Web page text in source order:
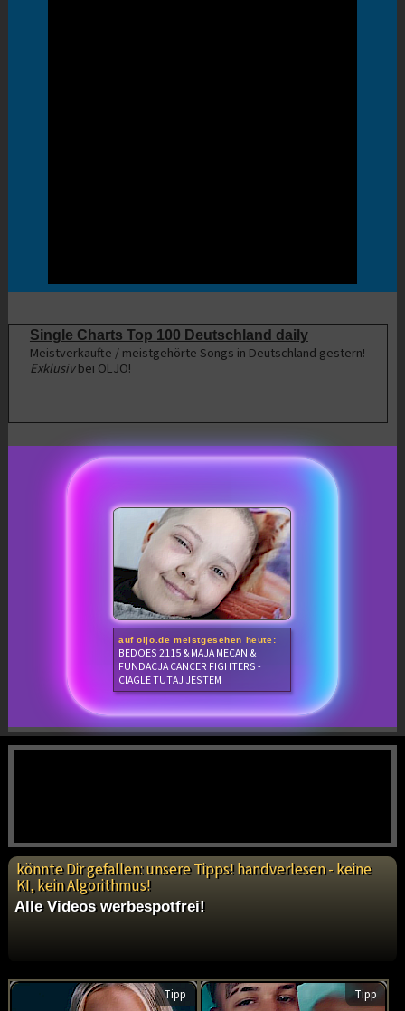
Single Charts Top 100 Deutschland daily
Meistverkaufte / meistgehörte Songs in Deutschland gestern!
Exklusivbei OLJO!
auf oljo.de meistgesehen heute:
BEDOES 2115 & MAJA MECAN &
FUNDACJA CANCER FIGHTERS -
CIAGLE TUTAJ JESTEM
könnte Dir gefallen: unsere Tipps! handverlesen - keine
KI, kein Algorithmus!
Alle Videos werbespotfrei!
Tipp Tipp